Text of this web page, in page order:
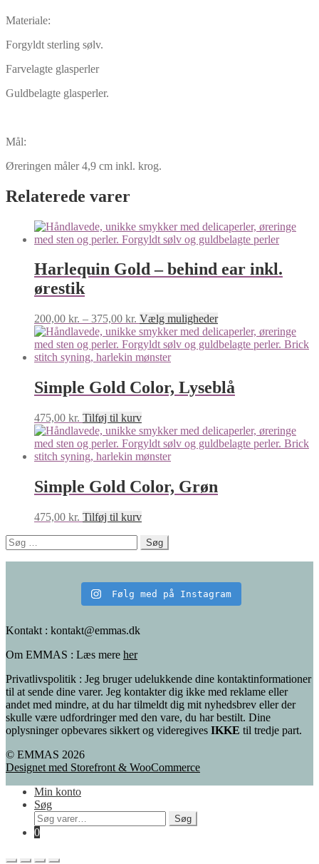
Materiale:
Forgyldt sterling sølv.
Farvelagte glasperler
Guldbelagte glasperler.
Mål:
Øreringen måler 4,9 cm inkl. krog.
Relaterede varer
Harlequin Gold – behind ear inkl.
ørestik
200,00 kr. – 375,00 kr. Prisinterval:
200,00 kr.
til
375,00 kr.
Vælg mulighederDette
vare
har
Mulighederne
kan
varesiden
Simple Gold Color, Lyseblå
475,00 kr. Tilføj til kurv
Simple Gold Color, Grøn
475,00 kr. Tilføj til kurv
Søg
efter:
Følg med på Instagram
Kontakt : kontakt@emmas.dk
Om EMMAS : Læs mere her
Privatlivspolitik : Jeg bruger udelukkende dine kontaktinformationer
til at sende dine varer. Jeg kontakter dig ikke med reklame eller
andet med mindre, at du har tilmeldt dig mit nyhedsbrev eller der
skulle være udfordringer med den vare, du har bestilt. Dine
oplysninger opbevares sikkert og videregives IKKE til tredje part.
© EMMAS 2026
Designet med Storefront & WooCommerce
Min konto
Søg
Søg
efter:
Søg
0